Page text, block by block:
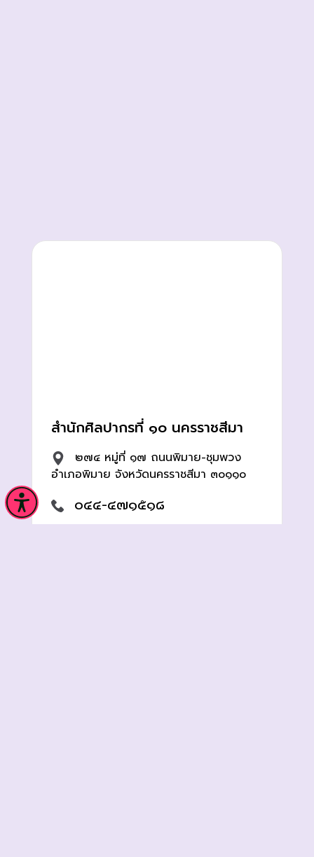
สำนักศิลปากรที่ ๑๐ นครราชสีมา
๒๗๔ หมู่ที่ ๑๗ ถนนพิมาย-ชุมพวง
อำเภอพิมาย จังหวัดนครราชสีมา ๓๐๑๑๐
๐๔๔-๔๗๑๕๑๘